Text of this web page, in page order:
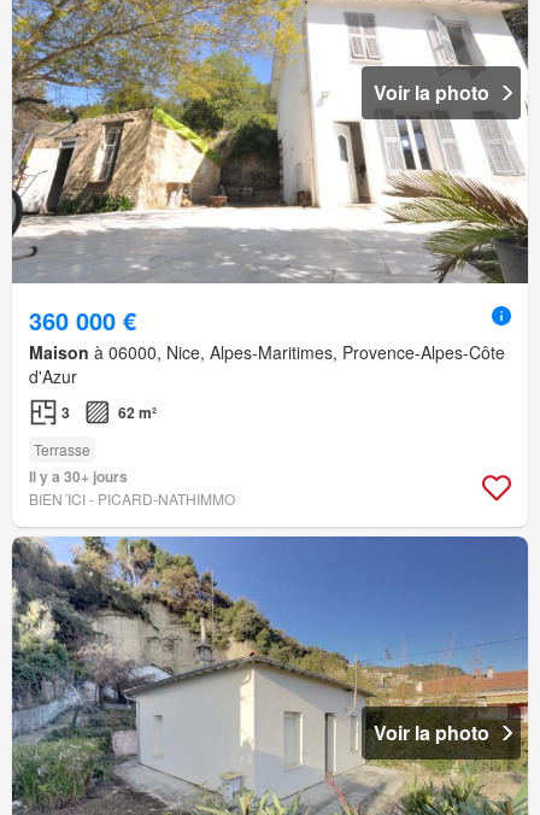
Voir la photo
360 000 €
Maison à 06000, Nice, Alpes-Maritimes, Provence-Alpes-Côte
d'Azur
3 62 m²
Terrasse
Il y a 30+ jours
BIEN´ICI - PICARD-NATHIMMO
Voir la photo